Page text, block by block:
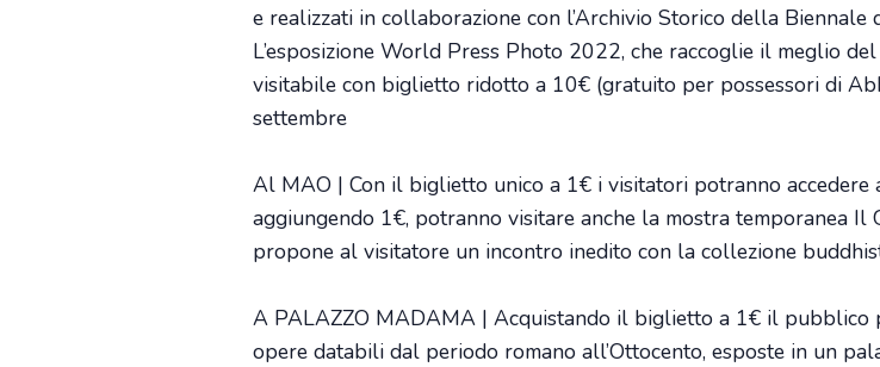
e realizzati in collaborazione con l’Archivio Storico della Biennale
L’esposizione World Press Photo 2022, che raccoglie il meglio
visitabile con biglietto ridotto a 10€ (gratuito per possessori di
settembre
Al MAO | Con il biglietto unico a 1€ i visitatori potranno
aggiungendo 1€, potranno visitare anche la mostra temporanea Il
propone al visitatore un incontro inedito con la collezione
A PALAZZO MADAMA | Acquistando il biglietto a 1€ il pubblico
opere databili dal periodo romano all’Ottocento, esposte in un